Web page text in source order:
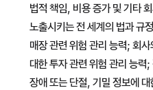
법적 책임, 비용 증가 및 기타
노출시키는 전 세계의 법과 규
매장 관련 위험 관리 능력; 회
대한 투자 관련 위험 관리 능
장애 또는 단절, 기밀 정보에